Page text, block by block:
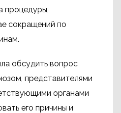
процедуры,
сокращений по
обсудить вопрос
представителями
органами
его причины и